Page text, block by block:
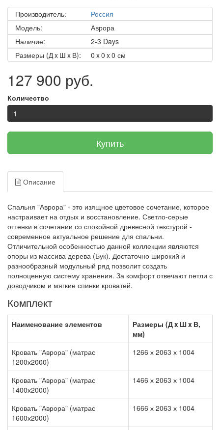
Производитель:
Россия
Модель:
Аврора
Наличие:
2-3 Days
Размеры (Д x Ш x В):
0 x 0 x 0 см
127 900 руб.
Количество
Купить
Описание
Спальня "Аврора" - это изящное цветовое сочетание, которое
настраивает на отдых и восстановление. Светло-серые
оттенки в сочетании со спокойной древесной текстурой -
современное актуальное решение для спальни.
Отличительной особенностью данной коллекции являются
опоры из массива дерева (Бук). Достаточно широкий и
разнообразный модульный ряд позволит создать
полноценную систему хранения. За комфорт отвечают петли с
доводчиком и мягкие спинки кроватей.
Комплект
Наименование элементов
Размеры (Д x Ш x В,
мм)
Кровать "Аврора" (матрас
1200х2000)
1266 х 2063 х 1004
Кровать "Аврора" (матрас
1400х2000)
1466 х 2063 х 1004
Кровать "Аврора" (матрас
1600х2000)
1666 х 2063 х 1004